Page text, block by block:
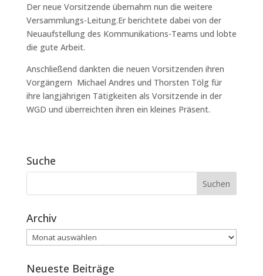
Der neue Vorsitzende übernahm nun die weitere
Versammlungs-Leitung.Er berichtete dabei von der
Neuaufstellung des Kommunikations-Teams und lobte
die gute Arbeit.
Anschließend dankten die neuen Vorsitzenden ihren
Vorgängern Michael Andres und Thorsten Tölg für
ihre langjährigen Tätigkeiten als Vorsitzende in der
WGD und überreichten ihren ein kleines Präsent.
Suche
Archiv
Archiv
Neueste Beiträge